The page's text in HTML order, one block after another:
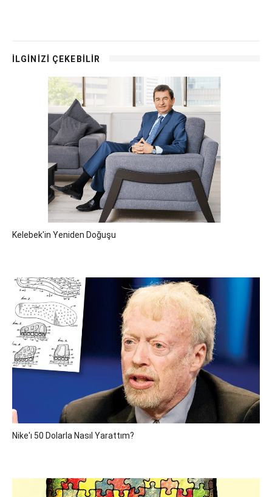
İLGİNİZİ ÇEKEBİLİR
Kelebek'in Yeniden Doğuşu
Nike'ı 50 Dolarla Nasıl Yarattım?